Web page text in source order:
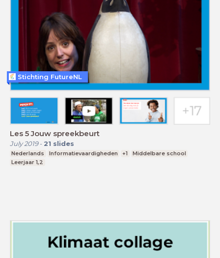
Les 5 Jouw spreekbeurt
July 2019- 21 slides
Nederlands Informatievaardigheden +1
Middelbare school
Leerjaar 1,2
Stichting FutureNL